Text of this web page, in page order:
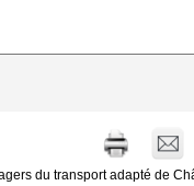
du transport adapté de